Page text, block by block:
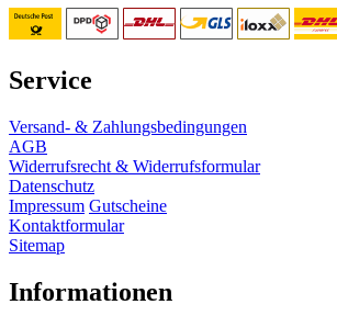
Service
Versand- & Zahlungsbedingungen
AGB
Widerrufsrecht & Widerrufsformular
Datenschutz
Impressum Gutscheine
Kontaktformular
Sitemap
Informationen